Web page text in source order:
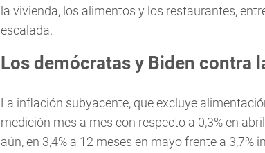
la vivienda, los alimentos y los restaurantes,
escalada.
Los demócratas y Biden contra
La inflación subyacente, que excluye
medición mes a mes con respecto a 0,3% en
aún, en 3,4% a 12 meses en mayo frente a 3,7%